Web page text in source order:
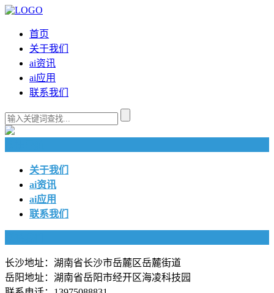
首页
关于我们
ai资讯
ai应用
联系我们
关于我们
ai资讯
ai应用
联系我们
长沙地址：湖南省长沙市岳麓区岳麓街道
岳阳地址：湖南省岳阳市经开区海凌科技园